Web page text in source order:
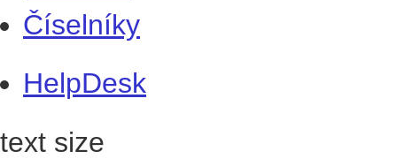
Číselníky
HelpDesk
text size